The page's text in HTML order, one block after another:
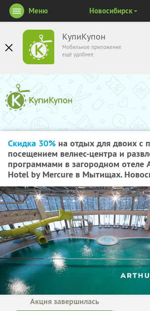
КупиКупон
Мобильное приложение
ещё удобнее
Меню Новосибирск
Скидка 30% на отдых для двоих с
посещением велнес-центра и
программами в загородном отеле
Hotel by Mercure в Мытищах.
Акция завершилась